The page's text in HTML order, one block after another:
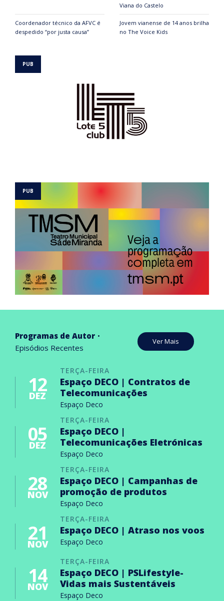
Viana do Castelo
Coordenador técnico da AFVC é
despedido “por justa causa”
Jovem vianense de 14 anos brilha
no The Voice Kids
Programas de Autor
Episódios Recentes
Ver Mais
TERÇA-FEIRA
12
DEZ
Espaço DECO | Contratos de
Telecomunicações
Espaço Deco
TERÇA-FEIRA
05
DEZ
Espaço DECO |
Telecomunicações Eletrónicas
Espaço Deco
TERÇA-FEIRA
28
NOV
Espaço DECO | Campanhas de
promoção de produtos
Espaço Deco
TERÇA-FEIRA
21
NOV
Espaço DECO | Atraso nos voos
Espaço Deco
TERÇA-FEIRA
14
NOV
Espaço DECO | PSLifestyle-
Vidas mais Sustentáveis
Espaço Deco